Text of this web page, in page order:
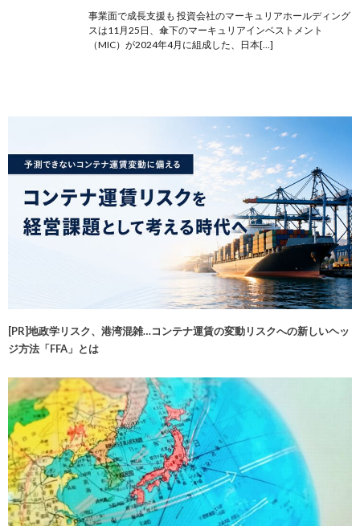
事業面で成長支援も 投資会社のマーキュリアホールディング
スは11月25日、傘下のマーキュリアインベストメント
（MIC）が2024年4月に組成した、日本[…]
[PR]地政学リスク、港湾混雑…コンテナ運賃の変動リスクへの新しいヘッ
ジ方法「FFA」とは